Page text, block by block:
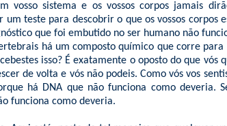
vosso sistema e os vossos corpos jamais
teste para descobrir o que os vossos corpos
que foi embutido no ser humano não
há um composto químico que corre para
isso? É exatamente o oposto do que vós
de volta e vós não podeis. Como vós vos
há DNA que não funciona como deveria.
funciona como deveria.